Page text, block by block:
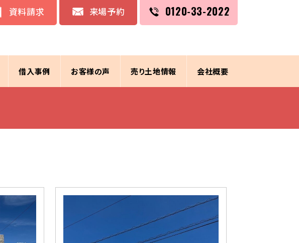
資料請求 来場予約 0120-33-2022
借入事例 お客様の声 売り土地情報 会社概要